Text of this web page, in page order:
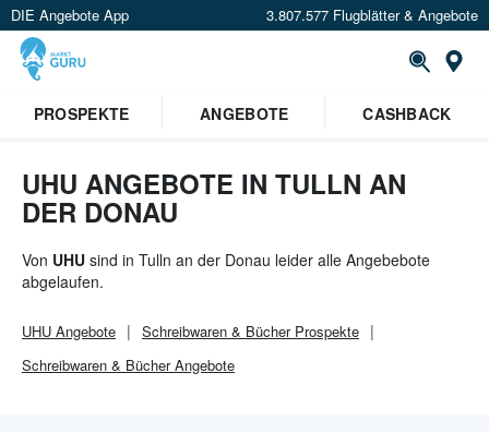
DIE Angebote App 3.807.577 Flugblätter & Angebote
PROSPEKTE
ANGEBOTE CASHBACK
UHU ANGEBOTE IN TULLN AN
DER DONAU
Von UHU sind in Tulln an der Donau leider alle Angebebote
abgelaufen.
UHU Angebote Schreibwaren & BücherProspekte
Schreibwaren & BücherAngebote